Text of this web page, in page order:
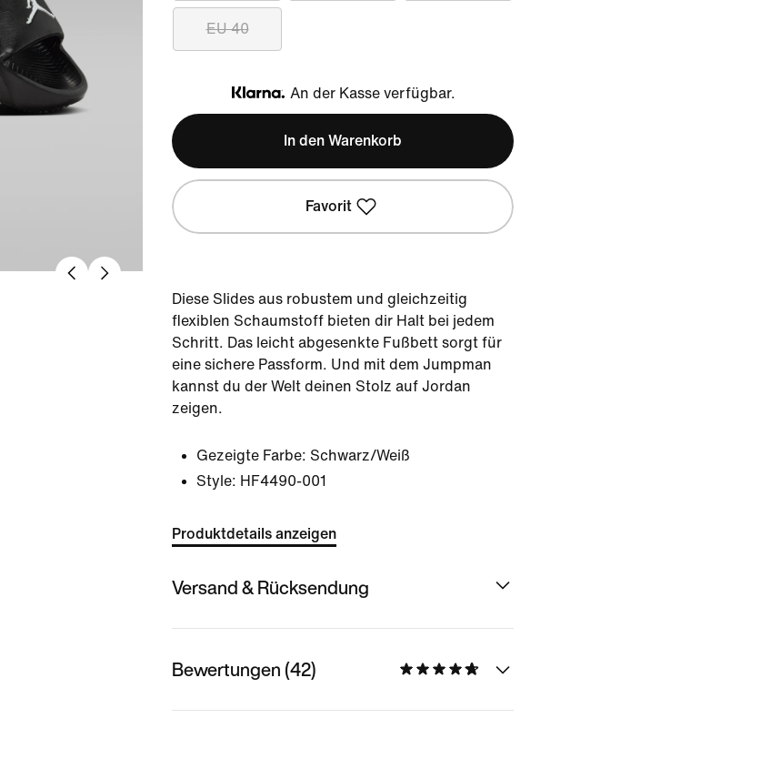
EU 40
Klarna
An der Kasse verfügbar.
In den Warenkorb
Favorit
Diese Slides aus robustem und gleichzeitig
flexiblen Schaumstoff bieten dir Halt bei jedem
Schritt. Das leicht abgesenkte Fußbett sorgt für
eine sichere Passform. Und mit dem Jumpman
kannst du der Welt deinen Stolz auf Jordan
zeigen.
Gezeigte Farbe: Schwarz/Weiß
Style: HF4490-001
Produktdetails anzeigen
Versand & Rücksendung
Bewertungen (42)